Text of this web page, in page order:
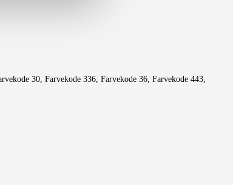
30, Farvekode 336, Farvekode 36, Farvekode 443,